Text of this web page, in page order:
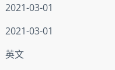
2021-03-01
2021-03-01
英文